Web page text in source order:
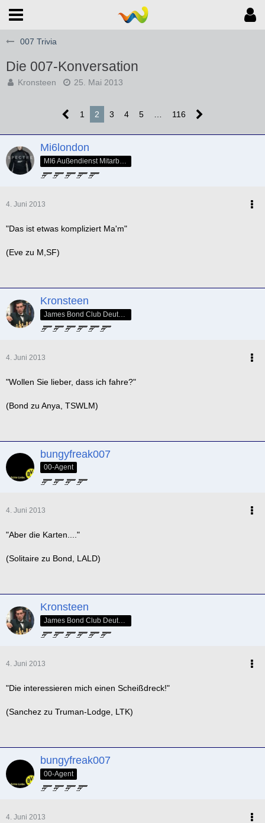
007 Trivia
Die 007-Konversation
Kronsteen 25. Mai 2013
1 2 3 4 5 116
Mi6london
4. Juni 2013
"Das ist etwas kompliziert Ma'm"
(Eve zu M,SF)
Kronsteen
4. Juni 2013
"Wollen Sie lieber, dass ich fahre?"
(Bond zu Anya, TSWLM)
bungyfreak007
00-Agent
4. Juni 2013
"Aber die Karten...."
(Solitaire zu Bond, LALD)
Kronsteen
James Bond Club Deutschland - SPECTRE Nr. 005
4. Juni 2013
"Die interessieren mich einen Scheißdreck!"
(Sanchez zu Truman-Lodge, LTK)
bungyfreak007
00-Agent
4. Juni 2013